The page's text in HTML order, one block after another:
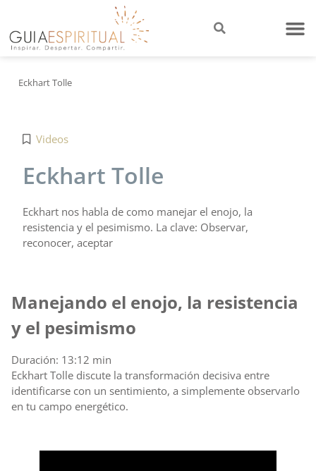
Eckhart Tolle
Videos
Eckhart Tolle
Eckhart nos habla de como manejar el enojo, la
resistencia y el pesimismo. La clave: Observar,
reconocer, aceptar
Manejando el enojo, la resistencia
y el pesimismo
Duración: 13:12 min
Eckhart Tolle discute la transformación decisiva entre
identificarse con un sentimiento, a simplemente observarlo
en tu campo energético.